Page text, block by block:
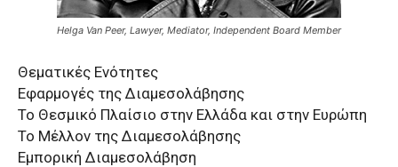
Helga Van Peer, Lawyer, Mediator, Independent Board Member
Θεματικές Ενότητες
Εφαρμογές της Διαμεσολάβησης
Το Θεσμικό Πλαίσιο στην Ελλάδα και στην Ευρώπη
Το Μέλλον της Διαμεσολάβησης
Εμπορική Διαμεσολάβηση